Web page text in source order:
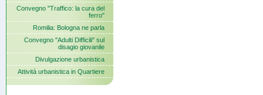
Convegno "Traffico: la cura del
ferro"
Romilia: Bologna ne parla
Convegno "Adulti Difficili" sul
disagio giovanile
Divulgazione urbanistica
Attività urbanistica in Quartiere